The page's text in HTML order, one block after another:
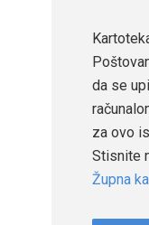
da se
za ovo
Stisnite
Župna